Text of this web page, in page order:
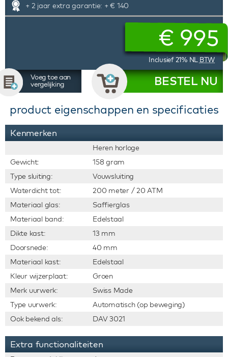
+ 2 jaar extra garantie: + € 140
€ 995
Inclusief 21% NL BTW
Voeg toe aan
vergelijking
BESTEL NU
product eigenschappen en specificaties
Kenmerken
Heren horloge
Gewicht:
158 gram
Type sluiting:
Vouwsluiting
Waterdicht tot:
200 meter / 20 ATM
Materiaal glas:
Saffierglas
Materiaal band:
Edelstaal
Dikte kast:
13 mm
Doorsnede:
40 mm
Materiaal kast:
Edelstaal
Kleur wijzerplaat:
Groen
Merk uurwerk:
Swiss Made
Type uurwerk:
Automatisch (op beweging)
Ook bekend als:
DAV 3021
Extra functionaliteiten